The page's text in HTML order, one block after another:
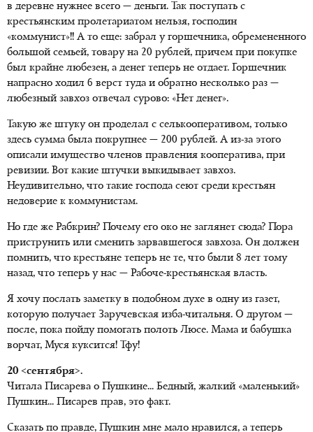
в деревне нужнее всего — деньги. Так поступать с
крестьянским пролетариатом нельзя, господин
«коммунист»!! А то еще: забрал у горшечника, обремененного
большой семьей, товару на 20 рублей, причем при покупке
был крайне любезен, а денег теперь не отдает. Горшечник
напрасно ходил 6 верст туда и обратно несколько раз —
любезный завхоз отвечал сурово: «Нет денег».
Такую же штуку он проделал с селькооперативом, только
здесь сумма была покрупнее — 200 рублей. А из-за этого
описали имущество членов правления кооператива, при
ревизии. Вот какие штучки выкидывает завхоз.
Неудивительно, что такие господа сеют среди крестьян
недоверие к коммунистам.
Но где же Рабкрин? Почему его око не заглянет сюда? Пора
приструнить или сменить зарвавшегося завхоза. Он должен
помнить, что крестьяне теперь не те, что были 8 лет тому
назад, что теперь у нас — Рабоче-крестьянская власть.
Я хочу послать заметку в подобном духе в одну из газет,
которую получает Заручевская изба-читальня. О другом —
после, пока пойду помогать полоть Люсе. Мама и бабушка
ворчат, Муся куксится! Тфу!
20 <сентября>.
Читала Писарева о Пушкине... Бедный, жалкий «маленький»
Пушкин... Писарев прав, это факт.
Сказать по правде, Пушкин мне мало нравился, а теперь